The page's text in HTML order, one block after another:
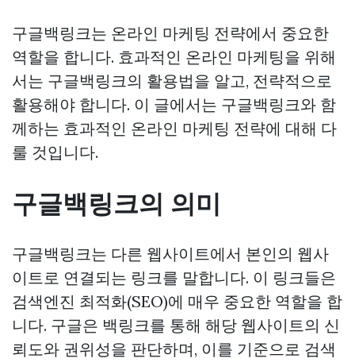
구글백링크는 온라인 마케팅 전략에서 중요한
역할을 합니다. 효과적인 온라인 마케팅을 위해
서는 구글백링크의 활용법을 알고, 전략적으로
활용해야 합니다. 이 글에서는 구글백링크와 함
께하는 효과적인 온라인 마케팅 전략에 대해 다
룰 것입니다.
구글백링크의 의미
구글백링크는 다른 웹사이트에서 본인의 웹사
이트로 연결되는 링크를 말합니다. 이 링크들은
검색엔진 최적화(SEO)에 매우 중요한 역할을 합
니다. 구글은 백링크를 통해 해당 웹사이트의 신
뢰도와 권위성을 판단하며, 이를 기준으로 검색